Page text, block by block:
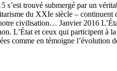
trouvé submergé par un
du XXIe siècle – continuent
civilisation… Janvier 2016
L’État et ceux qui participent à
comme en témoigne l’évolution